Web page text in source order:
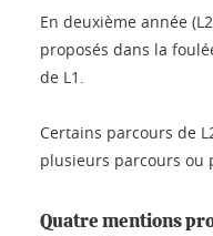
En deuxième année
proposés dans la
de L1.
Certains parcours de
plusieurs parcours ou
Quatre mentions